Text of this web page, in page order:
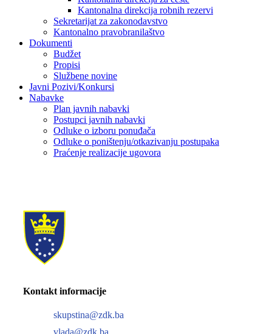
Kantonalna direkcija robnih rezervi
Sekretarijat za zakonodavstvo
Kantonalno pravobranilaštvo
Dokumenti
Budžet
Propisi
Službene novine
Javni Pozivi/Konkursi
Nabavke
Plan javnih nabavki
Postupci javnih nabavki
Odluke o izboru ponuđača
Odluke o poništenju/otkazivanju postupaka
Praćenje realizacije ugovora
Kontakt informacije
skupstina@zdk.ba
vlada@zdk.ba